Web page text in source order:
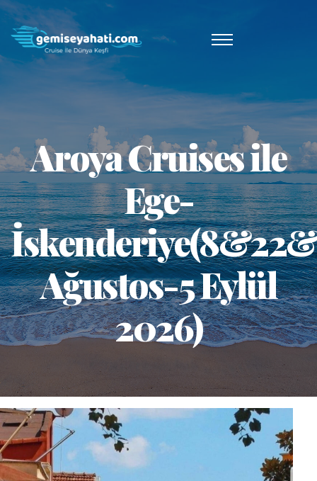
Aroya Cruises ile
Ege-
Ağustos-5 Eylül
2026)